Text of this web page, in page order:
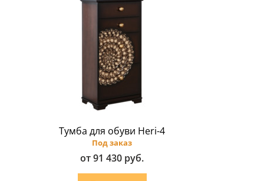
Тумба для обуви Heri-4
Под заказ
от 91 430 руб.